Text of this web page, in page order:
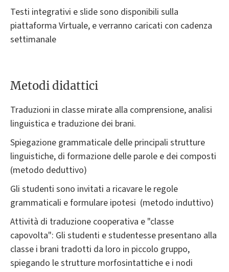
Testi integrativi e slide sono disponibili sulla
piattaforma Virtuale, e verranno caricati con cadenza
settimanale
Metodi didattici
Traduzioni in classe mirate alla comprensione, analisi
linguistica e traduzione dei brani.
Spiegazione grammaticale delle principali strutture
linguistiche, di formazione delle parole e dei composti
(metodo deduttivo)
Gli studenti sono invitati a ricavare le regole
grammaticali e formulare ipotesi (metodo induttivo)
Attività di traduzione cooperativa e "classe
capovolta": Gli studenti e studentesse presentano alla
classe i brani tradotti da loro in piccolo gruppo,
spiegando le strutture morfosintattiche e i nodi